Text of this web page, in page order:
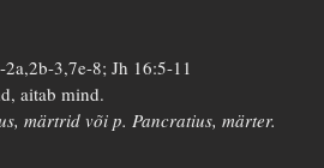
3,7e-8; Jh 16:5-11
aitab mind.
märtrid või p. Pancratius, märter.